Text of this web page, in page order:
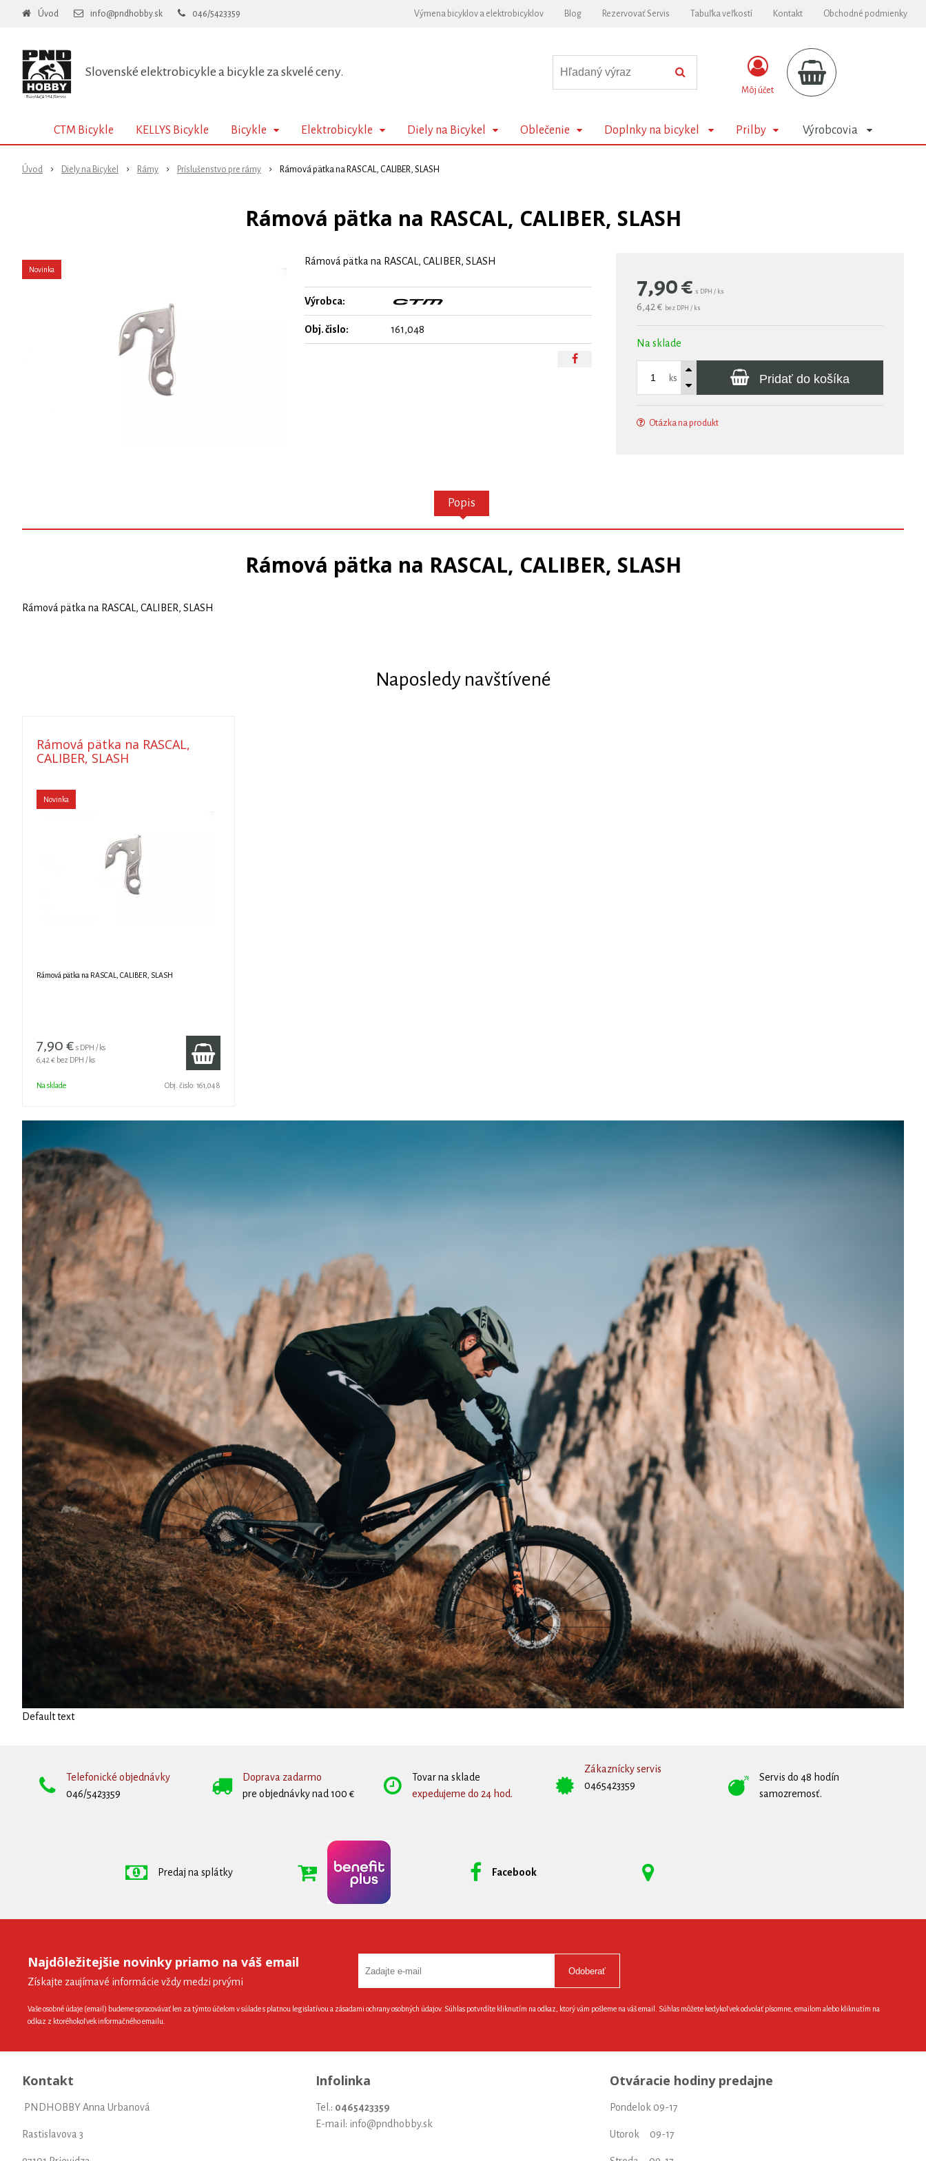
Slovenské elektrobicykle a bicykle za skvelé ceny.
Úvod info@pndhobby.sk 046/5423359 Výmena bicyklov a elektrobicyklov Blog Rezervovať Servis Tabuľka veľkostí Kontakt Obchodné podmienky
Môj účet
CTM Bicykle KELLYS Bicykle Bicykle Elektrobicykle Diely na Bicykel Oblečenie Doplnky na bicykel Prilby Výrobcovia
Úvod Diely na Bicykel Rámy Príslušenstvo pre rámy Rámová pätka na RASCAL, CALIBER, SLASH
Rámová pätka na RASCAL, CALIBER, SLASH
Novinka
7,90€ s DPH / ks
6,42 € bez DPH / ks
Na sklade
ks Pridať do košíka
Otázka na produkt
Rámová pätka na RASCAL, CALIBER, SLASH
Výrobca:
Obj. čislo: 161,048
Popis
Rámová pätka na RASCAL, CALIBER, SLASH
Rámová pätka na RASCAL, CALIBER, SLASH
Naposledy navštívené
Rámová pätka na RASCAL,
CALIBER, SLASH
Novinka
Rámová pätka na RASCAL, CALIBER, SLASH
7,90 € s DPH / ks
6,42 € bez DPH / ks
Na sklade Obj. čislo: 161,048
Default text
Telefonické objednávky
046/5423359
Doprava zadarmo
pre objednávky nad 100 €
Tovar na sklade
expedujeme do 24 hod.
Zákaznícky servis
0465423359
Servis do 48 hodín
samozremosť.
Predaj na splátky Facebook
Najdôležitejšie novinky priamo na váš email
Získajte zaujímavé informácie vždy medzi prvými
Odoberať
Vaše osobné údaje (email) budeme spracovávať len za týmto účelom v súlade s platnou legislatívou a zásadami ochrany osobných údajov. Súhlas potvrdíte kliknutím na odkaz, ktorý vám pošleme na váš email. Súhlas môžete kedykoľvek odvolať písomne, emailom alebo kliknutím na
odkaz z ktoréhokoľvek informačného emailu.
Kontakt
PNDHOBBY Anna Urbanová
Rastislavova 3
Infolinka
Tel.: 0465423359
E-mail: info@pndhobby.sk
Otváracie hodiny predajne
Pondelok 09-17
Utorok 09-17